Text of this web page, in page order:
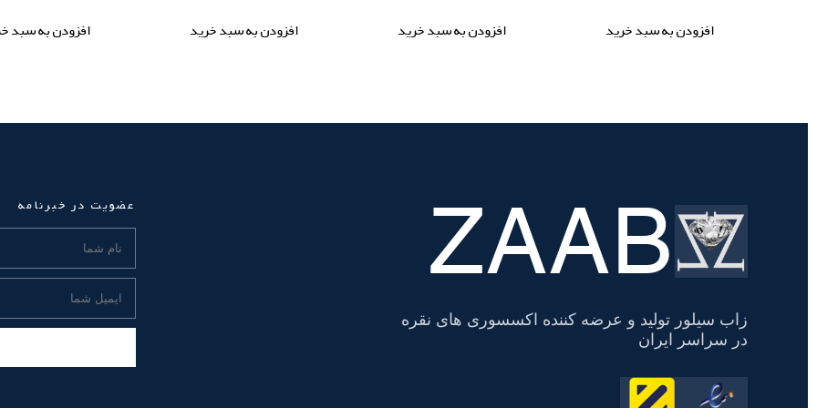
افزودن به سبد خرید افزودن به سبد خرید افزودن به سبد خرید افزودن به سبد
تسویه
حساب ZAAB
زاب سیلور تولید و عرضه کننده اکسسوری های نقره
در سراسر ایران
عضویت در خبرنامه